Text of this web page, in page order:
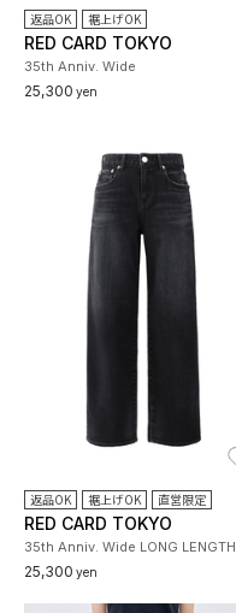
返品OK 裾上げOK
RED CARD TOKYO
35th Anniv. Wide
25,300 yen
返品OK 裾上げOK 直営限定
RED CARD TOKYO
35th Anniv. Wide LONG LENGTH
25,300 yen